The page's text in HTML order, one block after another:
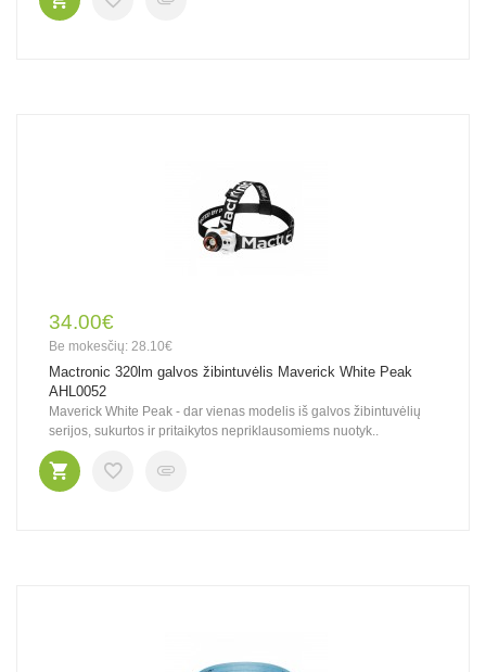
34.00€
Be mokesčių: 28.10€
Mactronic 320lm galvos žibintuvėlis Maverick White Peak
AHL0052
Maverick White Peak - dar vienas modelis iš galvos žibintuvėlių
serijos, sukurtos ir pritaikytos nepriklausomiems nuotyk..